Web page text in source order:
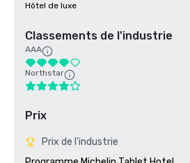
Hôtel de luxe
Classements de l'industrie
AAA
Northstar
Prix
Prix de l'industrie